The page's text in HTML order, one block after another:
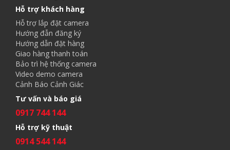
Hỗ trợ khách hàng
Hỗ trợ lắp đặt camera
Hướng đẫn đăng ký
Hướng dẫn đặt hàng
Giao hàng thanh toán
Bảo trì hệ thống camera
Video demo camera
Cảnh Báo Cảnh Giác
Tư vấn và báo giá
0917 744 144
Hỗ trợ kỹ thuật
0914 544 144